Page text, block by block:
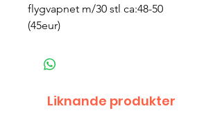
flygvapnet m/30 stl ca:48-50
(45eur)
Liknande produkter